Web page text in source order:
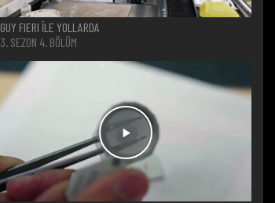
GUY FIERI İLE YOLLARDA
3. SEZON 4. BÖLÜM